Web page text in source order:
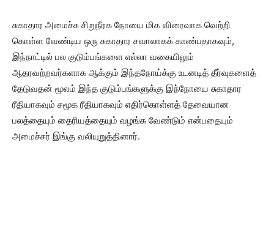
சுகாதார அமைச்சு சிறுநீரக நோயை மிக விரைவாக வெற்றி
கொள்ள வேண்டிய ஒரு சுகாதார சவாலாகக் காண்பதாகவும்,
இந்நாட்டில் பல குடும்பங்களை எல்லா வகையிலும்
ஆதரவற்றவர்களாக ஆக்கும் இந்தநோய்க்கு உடனடித் தீர்வுகளைத்
தேடுவதன் மூலம் இந்த குடும்பங்களுக்கு இந்நோயை சுகாதார
ரீதியாகவும் சமூக ரீதியாகவும் எதிர்கொள்ளத் தேவையான
பலத்தையும் தைரியத்தையும் வழங்க வேண்டும் என்பதையும்
அமைச்சர் இங்கு வலியுறுத்தினார்.